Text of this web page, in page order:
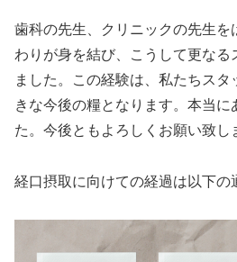
歯科の先生、クリニックの先生を
わりが身を結び、こうして更なる
ました。この経験は、私たちス
きな今後の糧となります。本当に
た。今後ともよろしくお願い致し
経口摂取に向けての経過は以下の